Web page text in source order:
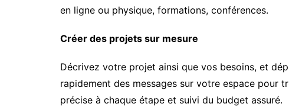
en ligne ou physique, formations, conférences.
Créer des projets sur mesure
Décrivez votre projet ainsi que vos besoins, et
rapidement des messages sur votre espace pour
précise à chaque étape et suivi du budget assuré.